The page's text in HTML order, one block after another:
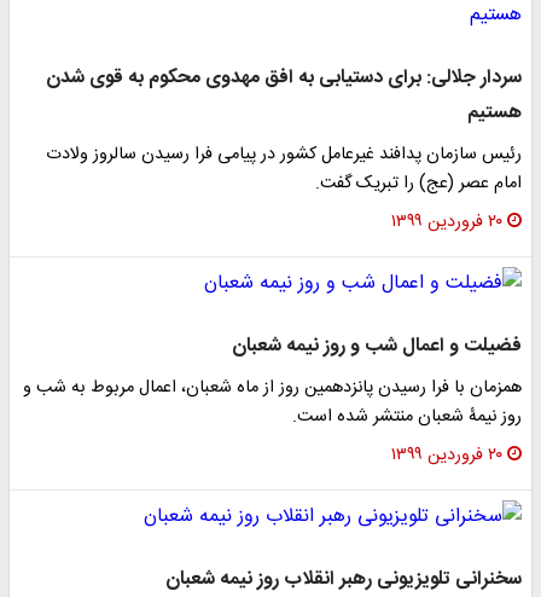
سردار جلالی: برای دستیابی به افق مهدوی محکوم به قوی شدن
هستیم
رئیس سازمان پدافند غیرعامل کشور در پیامی فرا رسیدن سالروز ولادت
امام عصر (عج) را تبریک گفت.
۲۰ فروردین ۱۳۹۹
فضیلت و اعمال شب و روز نیمه شعبان
همزمان با فرا رسیدن پانزدهمین روز از ماه شعبان، اعمال مربوط به شب و
روز نیمۀ شعبان منتشر شده است.
۲۰ فروردین ۱۳۹۹
سخنرانی تلویزیونی رهبر انقلاب روز نیمه شعبان